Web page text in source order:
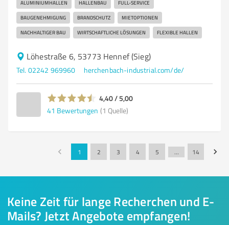
ALUMINIUMHALLEN HALLENBAU FULL-SERVICE
BAUGENEHMIGUNG BRANDSCHUTZ MIETOPTIONEN
NACHHALTIGER BAU WIRTSCHAFTLICHE LÖSUNGEN FLEXIBLE HALLEN
Löhestraße 6, 53773 Hennef (Sieg)
Tel. 02242 969960 herchenbach-industrial.com/de/
4,40 / 5,00
41 Bewertungen (1 Quelle)
1 2 3 4 5 … 14
Keine Zeit für lange Recherchen und E-
Mails? Jetzt Angebote empfangen!